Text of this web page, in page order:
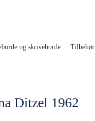
og skriveborde Tilbehør
Ditzel 1962